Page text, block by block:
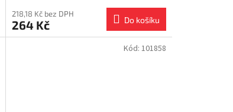
218,18 Kč bez DPH
264 Kč Do košíku
Kód: 101858